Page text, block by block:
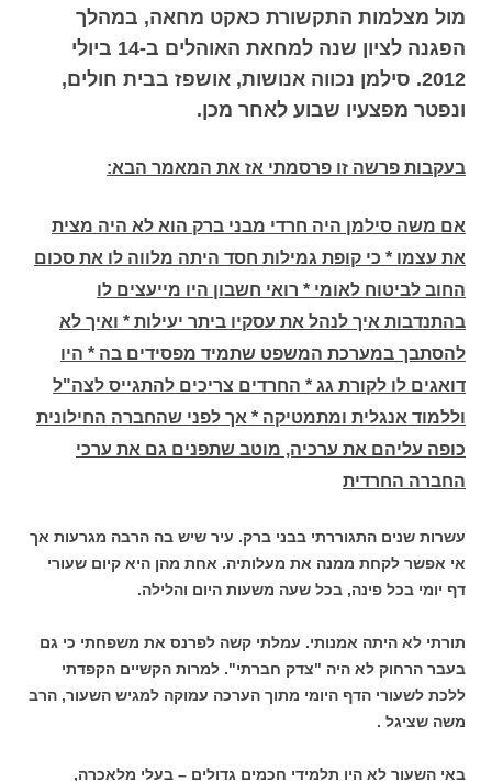
מול מצלמות התקשורת כאקט מחאה, במהלך
הפגנה לציון שנה למחאת האוהלים ב-14 ביולי
2012. סילמן נכווה אנושות, אושפז בבית חולים,
ונפטר מפצעיו שבוע לאחר מכן.
בעקבות פרשה זו פרסמתי אז את המאמר הבא:
אם משה סילמן היה חרדי מבני ברק הוא לא היה מצית
את עצמו * כי קופת גמילות חסד היתה מלווה לו את סכום
החוב לביטוח לאומי * רואי חשבון היו מייעצים לו
בהתנדבות איך לנהל את עסקיו ביתר יעילות * ואיך לא
להסתבך במערכת המשפט שתמיד מפסידים בה * היו
דואגים לו לקורת גג * החרדים צריכים להתגייס לצה"ל
וללמוד אנגלית ומתמטיקה * אך לפני שהחברה החילונית
כופה עליהם את ערכיה, מוטב שתפנים גם את ערכי
החברה החרדית
עשרות שנים התגוררתי בבני ברק. עיר שיש בה הרבה מגרעות אך
אי אפשר לקחת ממנה את מעלותיה. אחת מהן היא קיום שעורי
דף יומי בכל פינה, בכל שעה משעות היום והלילה.
תורתי לא היתה אמנותי. עמלתי קשה לפרנס את משפחתי כי גם
בעבר הרחוק לא היה "צדק חברתי". למרות הקשיים הקפדתי
ללכת לשעורי הדף היומי מתוך הערכה עמוקה למגיש השעור, הרב
משה שציגל .
באי השעור לא היו תלמידי חכמים גדולים – בעלי מלאכרה,